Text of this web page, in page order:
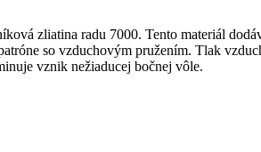
zliatina radu 7000. Tento materiál
so vzduchovým pružením. Tlak
vznik nežiaducej bočnej vôle.